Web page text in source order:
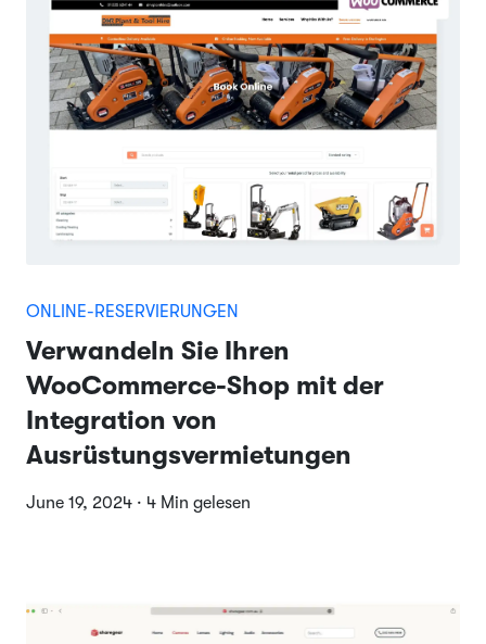
ONLINE-RESERVIERUNGEN
Verwandeln Sie Ihren
WooCommerce-Shop mit der
Integration von
Ausrüstungsvermietungen
June 19, 2024 · 4 Min gelesen